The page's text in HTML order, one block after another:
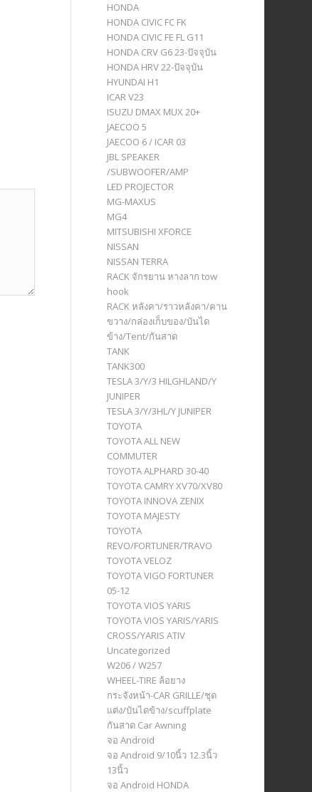
HONDA
HONDA CIVIC FC FK
HONDA CIVIC FE FL G11
HONDA CRV G6 23-ปัจจุบัน
HONDA HRV 22-ปัจจุบัน
HYUNDAI H1
ICAR V23
ISUZU DMAX MUX 20+
JAECOO 5
JAECOO 6 / ICAR 03
JBL SPEAKER
/SUBWOOFER/AMP
LED PROJECTOR
MG-MAXUS
MG4
MITSUBISHI XFORCE
NISSAN
NISSAN TERRA
RACK จักรยาน หางลาก tow
hook
RACK หลังคา/ราวหลังคา/คาน
ขวาง/กล่องเก็บของ/บันได
ข้าง/Tent/กันสาด
TANK
TANK300
TESLA 3/Y/3 HILGHLAND/Y
JUNIPER
TESLA 3/Y/3HL/Y JUNIPER
TOYOTA
TOYOTA ALL NEW
COMMUTER
TOYOTA ALPHARD 30-40
TOYOTA CAMRY XV70/XV80
TOYOTA INNOVA ZENIX
TOYOTA MAJESTY
TOYOTA
REVO/FORTUNER/TRAVO
TOYOTA VELOZ
TOYOTA VIGO FORTUNER
05-12
TOYOTA VIOS YARIS
TOYOTA VIOS YARIS/YARIS
CROSS/YARIS ATIV
Uncategorized
W206 / W257
WHEEL-TIRE ล้อยาง
กระจังหน้า-CAR GRILLE/ชุด
แต่ง/บันไดข้าง/scuffplate
กันสาด Car Awning
จอ Android
จอ Android 9/10นิ้ว 12.3นิ้ว
13นิ้ว
จอ Android HONDA